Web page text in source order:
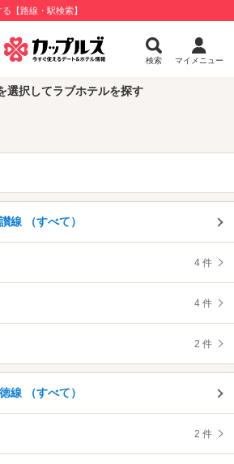
【路線・駅検索】
検索 マイメニュー
選択してラブホテルを探す
線 （すべて）
4 件
4 件
2 件
線 （すべて）
2 件